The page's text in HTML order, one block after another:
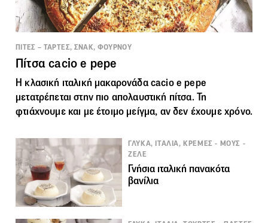
ΠΙΤΕΣ – ΤΑΡΤΕΣ, ΣΝΑΚ, ΦΟΥΡΝΟΥ
Πίτσα cacio e pepe
Η κλασική ιταλική μακαρονάδα cacio e pepe
μετατρέπεται στην πιο απολαυστική πίτσα. Τη
φτιάχνουμε και με έτοιμο μείγμα, αν δεν έχουμε χρόνο.
ΓΛΥΚΑ, ΙΤΑΛΙΑ, ΚΡΕΜΕΣ - ΜΟΥΣ -
ΖΕΛΕ
Γνήσια ιταλική πανακότα
βανίλια